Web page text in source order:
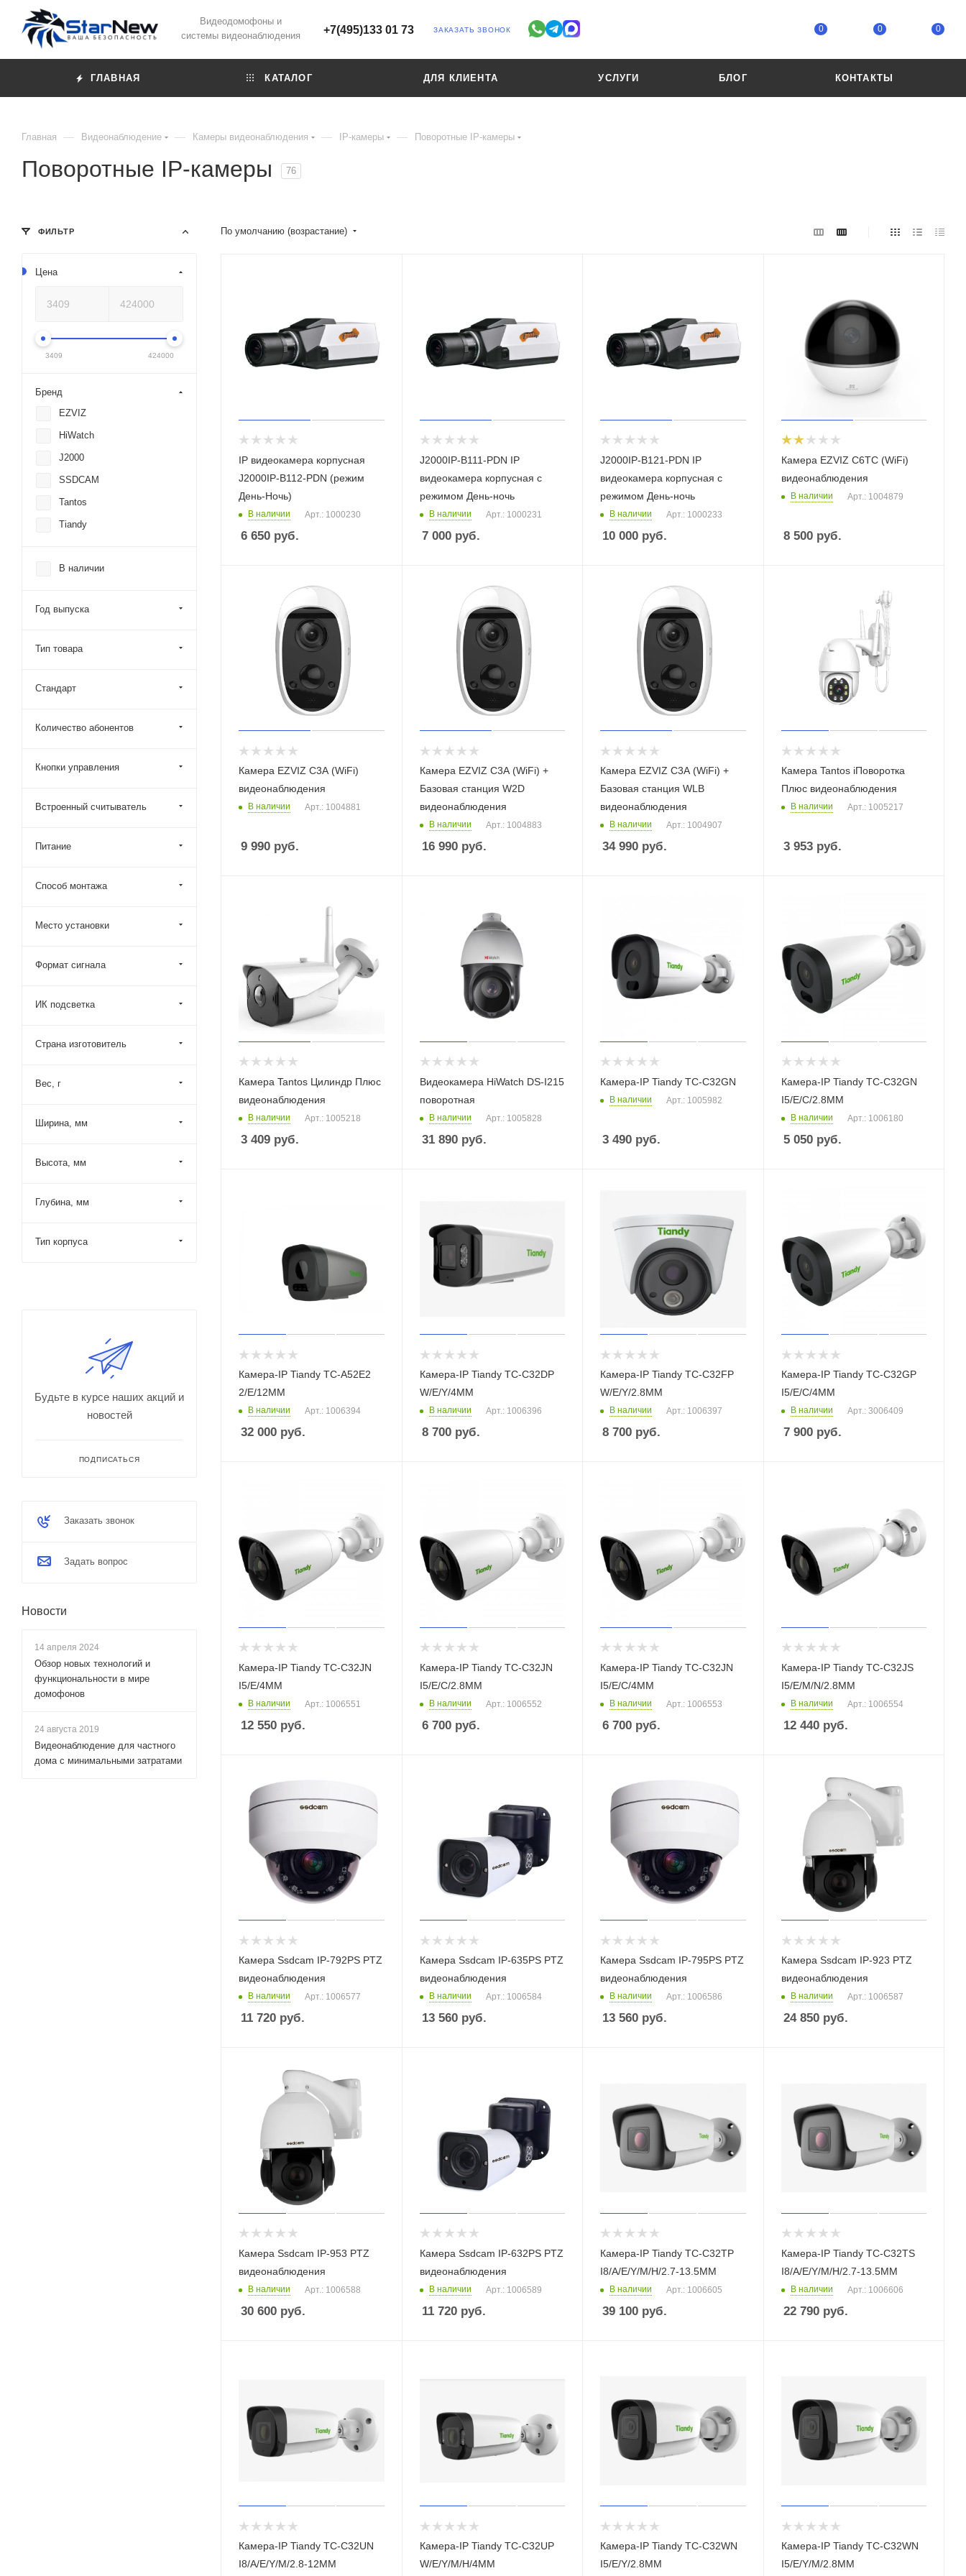
Видеодомофоны и
системы видеонаблюдения
+7(495)133 01 73 ЗАКАЗАТЬ ЗВОНОК 0 0 0
ГЛАВНАЯ КАТАЛОГ ДЛЯ КЛИЕНТА УСЛУГИ БЛОГ КОНТАКТЫ
Главная — Видеонаблюдение — Камеры видеонаблюдения — IP-камеры — Поворотные IP-камеры
Поворотные IP-камеры 76
По умолчанию (возрастание)
IP видеокамера корпусная
J2000IP-B112-PDN (режим
День-Ночь)
В наличии Арт.: 1000230
6 650 руб.
J2000IP-B111-PDN IP
видеокамера корпусная с
режимом День-ночь
В наличии Арт.: 1000231
7 000руб.
J2000IP-B121-PDN IP
видеокамера корпусная с
режимом День-ночь
В наличии Арт.: 1000233
10 000 руб.
Камера EZVIZ C6TC (WiFi)
видеонаблюдения
В наличии Арт.: 1004879
8 500руб.
Камера EZVIZ C3A (WiFi)
видеонаблюдения
В наличии Арт.: 1004881
9 990 руб.
Камера EZVIZ C3A (WiFi) +
Базовая станция W2D
видеонаблюдения
В наличии Арт.: 1004883
16 990руб.
Камера EZVIZ C3A (WiFi) +
Базовая станция WLB
видеонаблюдения
В наличии Арт.: 1004907
34 990 руб.
Камера Tantos iПоворотка
Плюс видеонаблюдения
В наличии Арт.: 1005217
3 953руб.
Камера Tantos Цилиндр Плюс
видеонаблюдения
В наличии Арт.: 1005218
3 409 руб.
Видеокамера HiWatch DS-I215
поворотная
В наличии Арт.: 1005828
31 890руб.
Камера-IP Tiandy TC-C32GN
В наличии Арт.: 1005982
3 490 руб.
Камера-IP Tiandy TC-C32GN
I5/E/C/2.8ММ
В наличии Арт.: 1006180
5 050руб.
Камера-IP Tiandy TC-A52E2
2/E/12ММ
В наличии Арт.: 1006394
32 000 руб.
Камера-IP Tiandy TC-C32DP
W/E/Y/4ММ
В наличии Арт.: 1006396
8 700руб.
Камера-IP Tiandy TC-C32FP
W/E/Y/2.8ММ
В наличии Арт.: 1006397
8 700 руб.
Камера-IP Tiandy TC-C32GP
I5/E/C/4ММ
В наличии Арт.: 3006409
7 900руб.
Камера-IP Tiandy TC-C32JN
I5/E/4ММ
В наличии Арт.: 1006551
12 550 руб.
Камера-IP Tiandy TC-C32JN
I5/E/C/2.8ММ
В наличии Арт.: 1006552
6 700руб.
Камера-IP Tiandy TC-C32JN
I5/E/C/4ММ
В наличии Арт.: 1006553
6 700 руб.
Камера-IP Tiandy TC-C32JS
I5/E/M/N/2.8ММ
В наличии Арт.: 1006554
12 440руб.
Камера Ssdcam IP-792PS PTZ
видеонаблюдения
В наличии Арт.: 1006577
11 720 руб.
Камера Ssdcam IP-635PS PTZ
видеонаблюдения
В наличии Арт.: 1006584
13 560руб.
Камера Ssdcam IP-795PS PTZ
видеонаблюдения
В наличии Арт.: 1006586
13 560 руб.
Камера Ssdcam IP-923 PTZ
видеонаблюдения
В наличии Арт.: 1006587
24 850руб.
Камера Ssdcam IP-953 PTZ
видеонаблюдения
В наличии Арт.: 1006588
30 600 руб.
Камера Ssdcam IP-632PS PTZ
видеонаблюдения
В наличии Арт.: 1006589
11 720руб.
Камера-IP Tiandy TC-C32TP
I8/A/E/Y/M/H/2.7-13.5ММ
В наличии Арт.: 1006605
39 100 руб.
Камера-IP Tiandy TC-C32TS
I8/A/E/Y/M/H/2.7-13.5ММ
В наличии Арт.: 1006606
22 790руб.
Камера-IP Tiandy TC-C32UN
I8/A/E/Y/M/2.8-12ММ
Камера-IP Tiandy TC-C32UP
W/E/Y/M/H/4ММ
Камера-IP Tiandy TC-C32WN
I5/E/Y/2.8ММ
Камера-IP Tiandy TC-C32WN
I5/E/Y/M/2.8ММ
ФИЛЬТР
Цена
3409 424000
Бренд
EZVIZ
HiWatch
J2000
SSDCAM
Tantos
Tiandy
В наличии
Год выпуска
Тип товара
Стандарт
Количество абонентов
Кнопки управления
Встроенный считыватель
Питание
Способ монтажа
Место установки
Формат сигнала
ИК подсветка
Страна изготовитель
Вес, г
Ширина, мм
Высота, мм
Глубина, мм
Тип корпуса
Будьте в курсе наших акций и
новостей